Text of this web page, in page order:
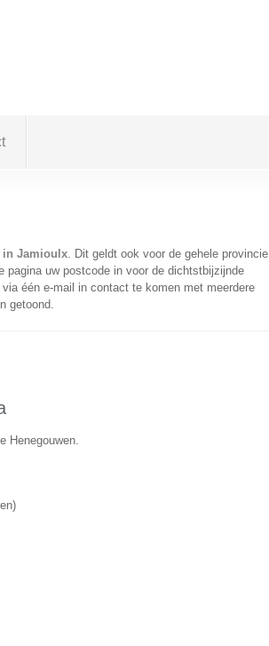
in Jamioulx. Dit geldt ook voor de gehele provincie
pagina uw postcode in voor de dichtstbijzijnde
één e-mail in contact te komen met meerdere
getoond.
Henegouwen.
)